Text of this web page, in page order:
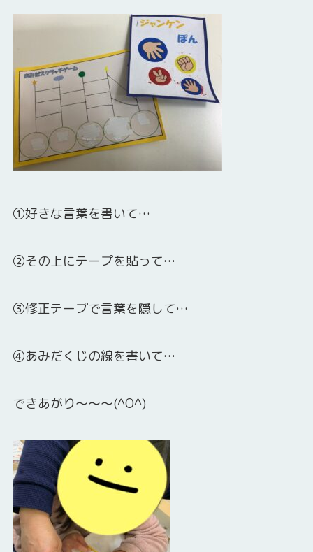
①好きな言葉を書いて…
②その上にテープを貼って…
③修正テープで言葉を隠して…
④あみだくじの線を書いて…
できあがり～～～(^O^)